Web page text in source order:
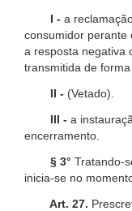
I - a
consumidor perante
a resposta negativa
transmitida de
II - (Vetado).
III - a
encerramento.
§ 3° Tratando-
inicia-se no
Art. 27.